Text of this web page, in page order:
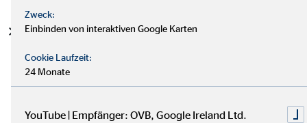
Vertragserfüllung und vorvertragliche Anfragen (Art. 6
Erfüllung eines Vertrags, dessen Vertragspartei die
der betroffenen Person erfolgen.
Zweck:
Einbinden von interaktiven Google Karten
Cookie Laufzeit:
24 Monate
YouTube | Empfänger: OVB, Google Ireland Ltd.